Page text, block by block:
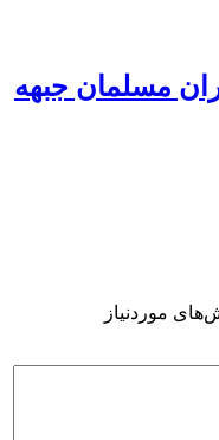
مسلمان جبهه
موردنیاز